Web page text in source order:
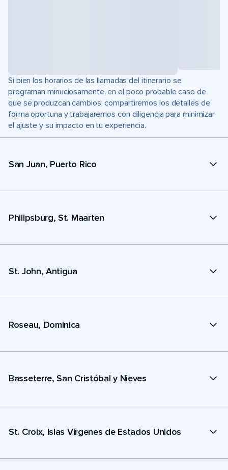
Si bien los horarios de las llamadas del itinerario se
programan minuciosamente, en el poco probable caso de
que se produzcan cambios, compartiremos los detalles de
forma oportuna y trabajaremos con diligencia para minimizar
el ajuste y su impacto en tu experiencia.
San Juan, Puerto Rico
Philipsburg, St. Maarten
St. John, Antigua
Roseau, Dominica
Basseterre, San Cristóbal y Nieves
St. Croix, Islas Vírgenes de Estados Unidos